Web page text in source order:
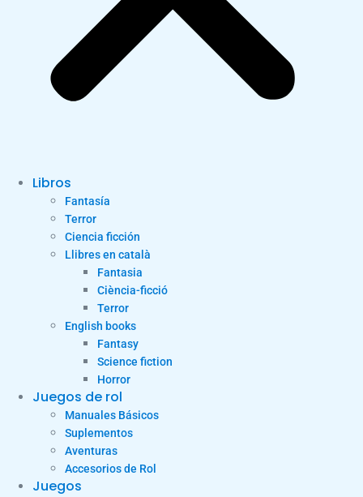
Libros
Fantasía
Terror
Ciencia ficción
Llibres en català
Fantasia
Ciència-ficció
Terror
English books
Fantasy
Science fiction
Horror
Juegos de rol
Manuales Básicos
Suplementos
Aventuras
Accesorios de Rol
Juegos